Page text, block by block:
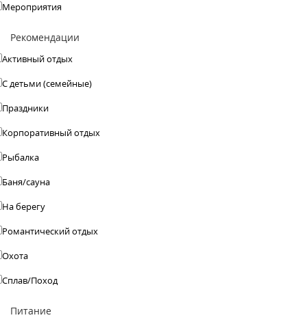
Мероприятия
Рекомендации
Активный отдых
С детьми (семейные)
Праздники
Корпоративный отдых
Рыбалка
Баня/сауна
На берегу
Романтический отдых
Охота
Сплав/Поход
Питание